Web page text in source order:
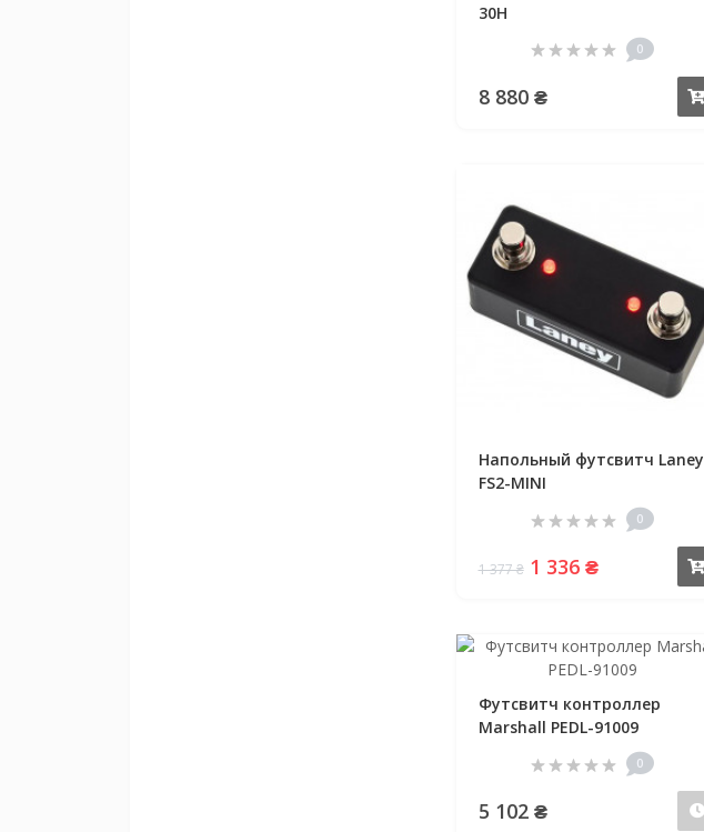
30H
0
8 880 ₴
Напольный футсвитч Laney
FS2-MINI
0
1 377 ₴ 1 336 ₴
Футсвитч контроллер
Marshall PEDL-91009
0
5 102 ₴